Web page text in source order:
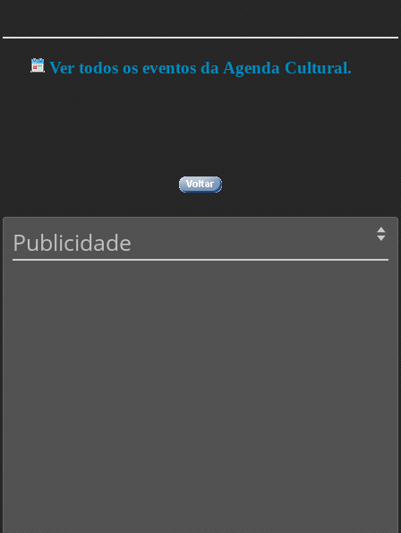
Ver todos os eventos da Agenda Cultural.
Publicidade